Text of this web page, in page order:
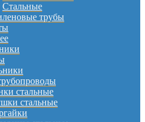
Стальные
трубы
стальные
стальные